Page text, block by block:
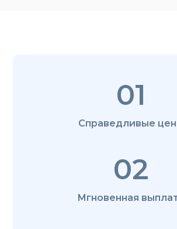
01
Справедливые
02
Мгновенная